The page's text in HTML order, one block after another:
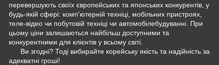
перевершують своїх європейських та японських конкурентів, у
будь-якій сфері: комп'ютерній техніці, мобільних пристроях,
теле-відео чи побутовій техніці чи автомобілебудуванні. При
цьому ціни залишаються найбільш доступними та
конкурентними для клієнтів у всьому світі.
Ви згодні? Тоді вибирайте корейську якість та надійність за
адекватні гроші!